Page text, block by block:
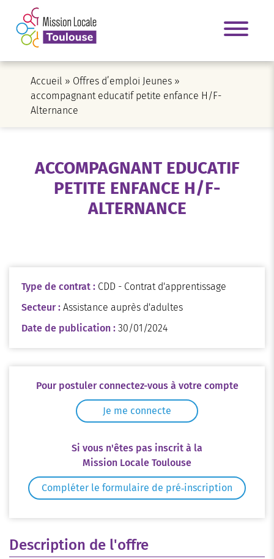
Accueil » Offres d’emploi Jeunes »
accompagnant educatif petite enfance H/F-
Alternance
ACCOMPAGNANT EDUCATIF
PETITE ENFANCE H/F-
ALTERNANCE
Description de l'offre
Type de contrat : CDD - Contrat d'apprentissage
Secteur : Assistance auprès d'adultes
Date de publication : 30/01/2024
Pour postuler connectez-vous à votre compte
Je me connecte
Si vous n'êtes pas inscrit à la
Mission Locale Toulouse
Compléter le formulaire de pré‑inscription